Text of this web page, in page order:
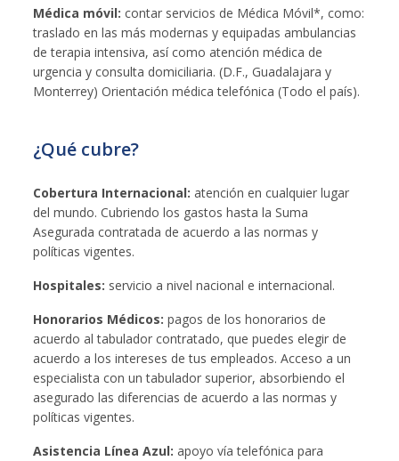
Médica móvil: contar servicios de Médica Móvil*, como:
traslado en las más modernas y equipadas ambulancias
de terapia intensiva, así como atención médica de
urgencia y consulta domiciliaria. (D.F., Guadalajara y
Monterrey) Orientación médica telefónica (Todo el país).
¿Qué cubre?
Cobertura Internacional: atención en cualquier lugar
del mundo. Cubriendo los gastos hasta la Suma
Asegurada contratada de acuerdo a las normas y
políticas vigentes.
Hospitales: servicio a nivel nacional e internacional.
Honorarios Médicos: pagos de los honorarios de
acuerdo al tabulador contratado, que puedes elegir de
acuerdo a los intereses de tus empleados. Acceso a un
especialista con un tabulador superior, absorbiendo el
asegurado las diferencias de acuerdo a las normas y
políticas vigentes.
Asistencia Línea Azul: apoyo vía telefónica para